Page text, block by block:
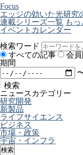
Focus
エッジの効いた光研究
連載シリーズ一覧 も
イベントカレンダー
検索ワード
すべての記事
会
期間
検索
ニュースカテゴリー
研究開発
新製品
ライフサイエンス
ビジネス
市場・政策
宇宙・インフラ
検索